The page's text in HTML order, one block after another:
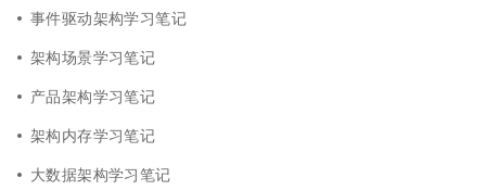
事件驱动架构学习笔记
架构场景学习笔记
产品架构学习笔记
架构内存学习笔记
大数据架构学习笔记